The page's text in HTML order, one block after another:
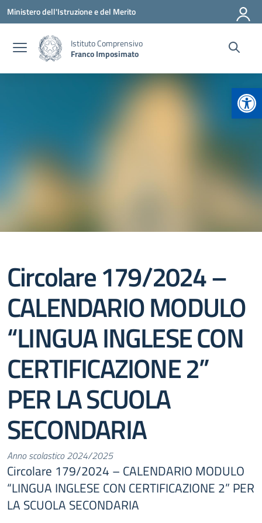
Vai ai contenuti
Vai al menu di navigazione
Vai al footer
Ministero dell'Istruzione e del Merito
Istituto Comprensivo
Franco Imposimato
Circolare 179/2024 –
CALENDARIO MODULO
“LINGUA INGLESE CON
CERTIFICAZIONE 2”
PER LA SCUOLA
SECONDARIA
Anno scolastico 2024/2025
Circolare 179/2024 – CALENDARIO MODULO
“LINGUA INGLESE CON CERTIFICAZIONE 2” PER
LA SCUOLA SECONDARIA